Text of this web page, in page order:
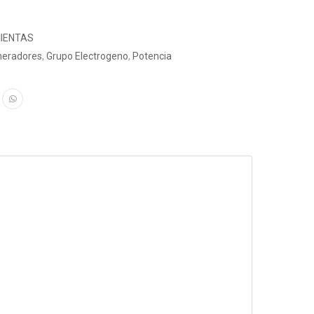
, Grupo Electrogeno, Potencia